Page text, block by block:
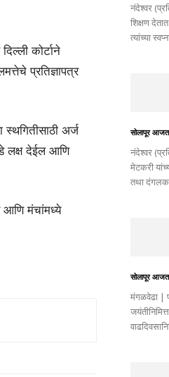
कोर्टाने
प्रतिज्ञापत्र
अर्ज
लक्ष देईल आणि
आणि मंचांमध्ये
नंदेश्वर
शिक्षण
त्यांच्या
सोलापूर
नंदेश्वर
मेटकरी
तथा
सोलापूर
मंगळवेढा |